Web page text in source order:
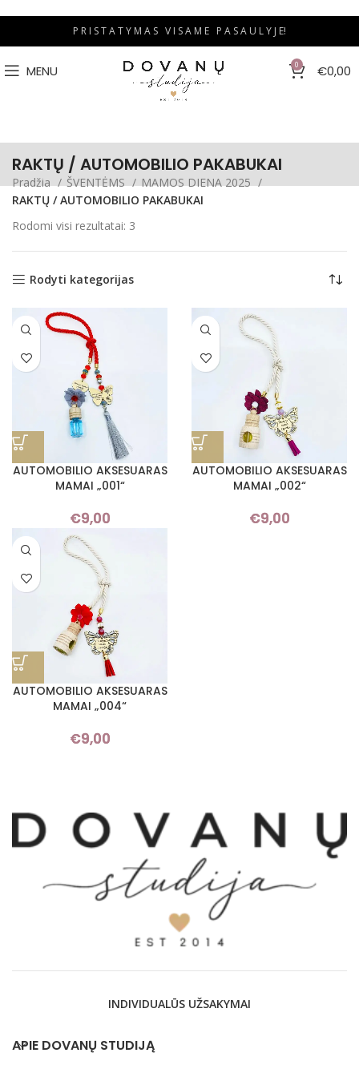
P R I S T A T Y M A S V I S A M E P A S A U L Y J E!
MENU 0 €0,00
RAKTŲ / AUTOMOBILIO PAKABUKAI
Pradžia ŠVENTĖMS
MAMOS DIENA 2025
RAKTŲ / AUTOMOBILIO PAKABUKAI
Rodomi visi rezultatai: 3
Rodyti kategorijas
AUTOMOBILIO AKSESUARAS
MAMAI „001“
€9,00
AUTOMOBILIO AKSESUARAS
MAMAI „002“
€9,00
AUTOMOBILIO AKSESUARAS
MAMAI „004“
€9,00
INDIVIDUALŪS UŽSAKYMAI
APIE DOVANŲ STUDIJĄ